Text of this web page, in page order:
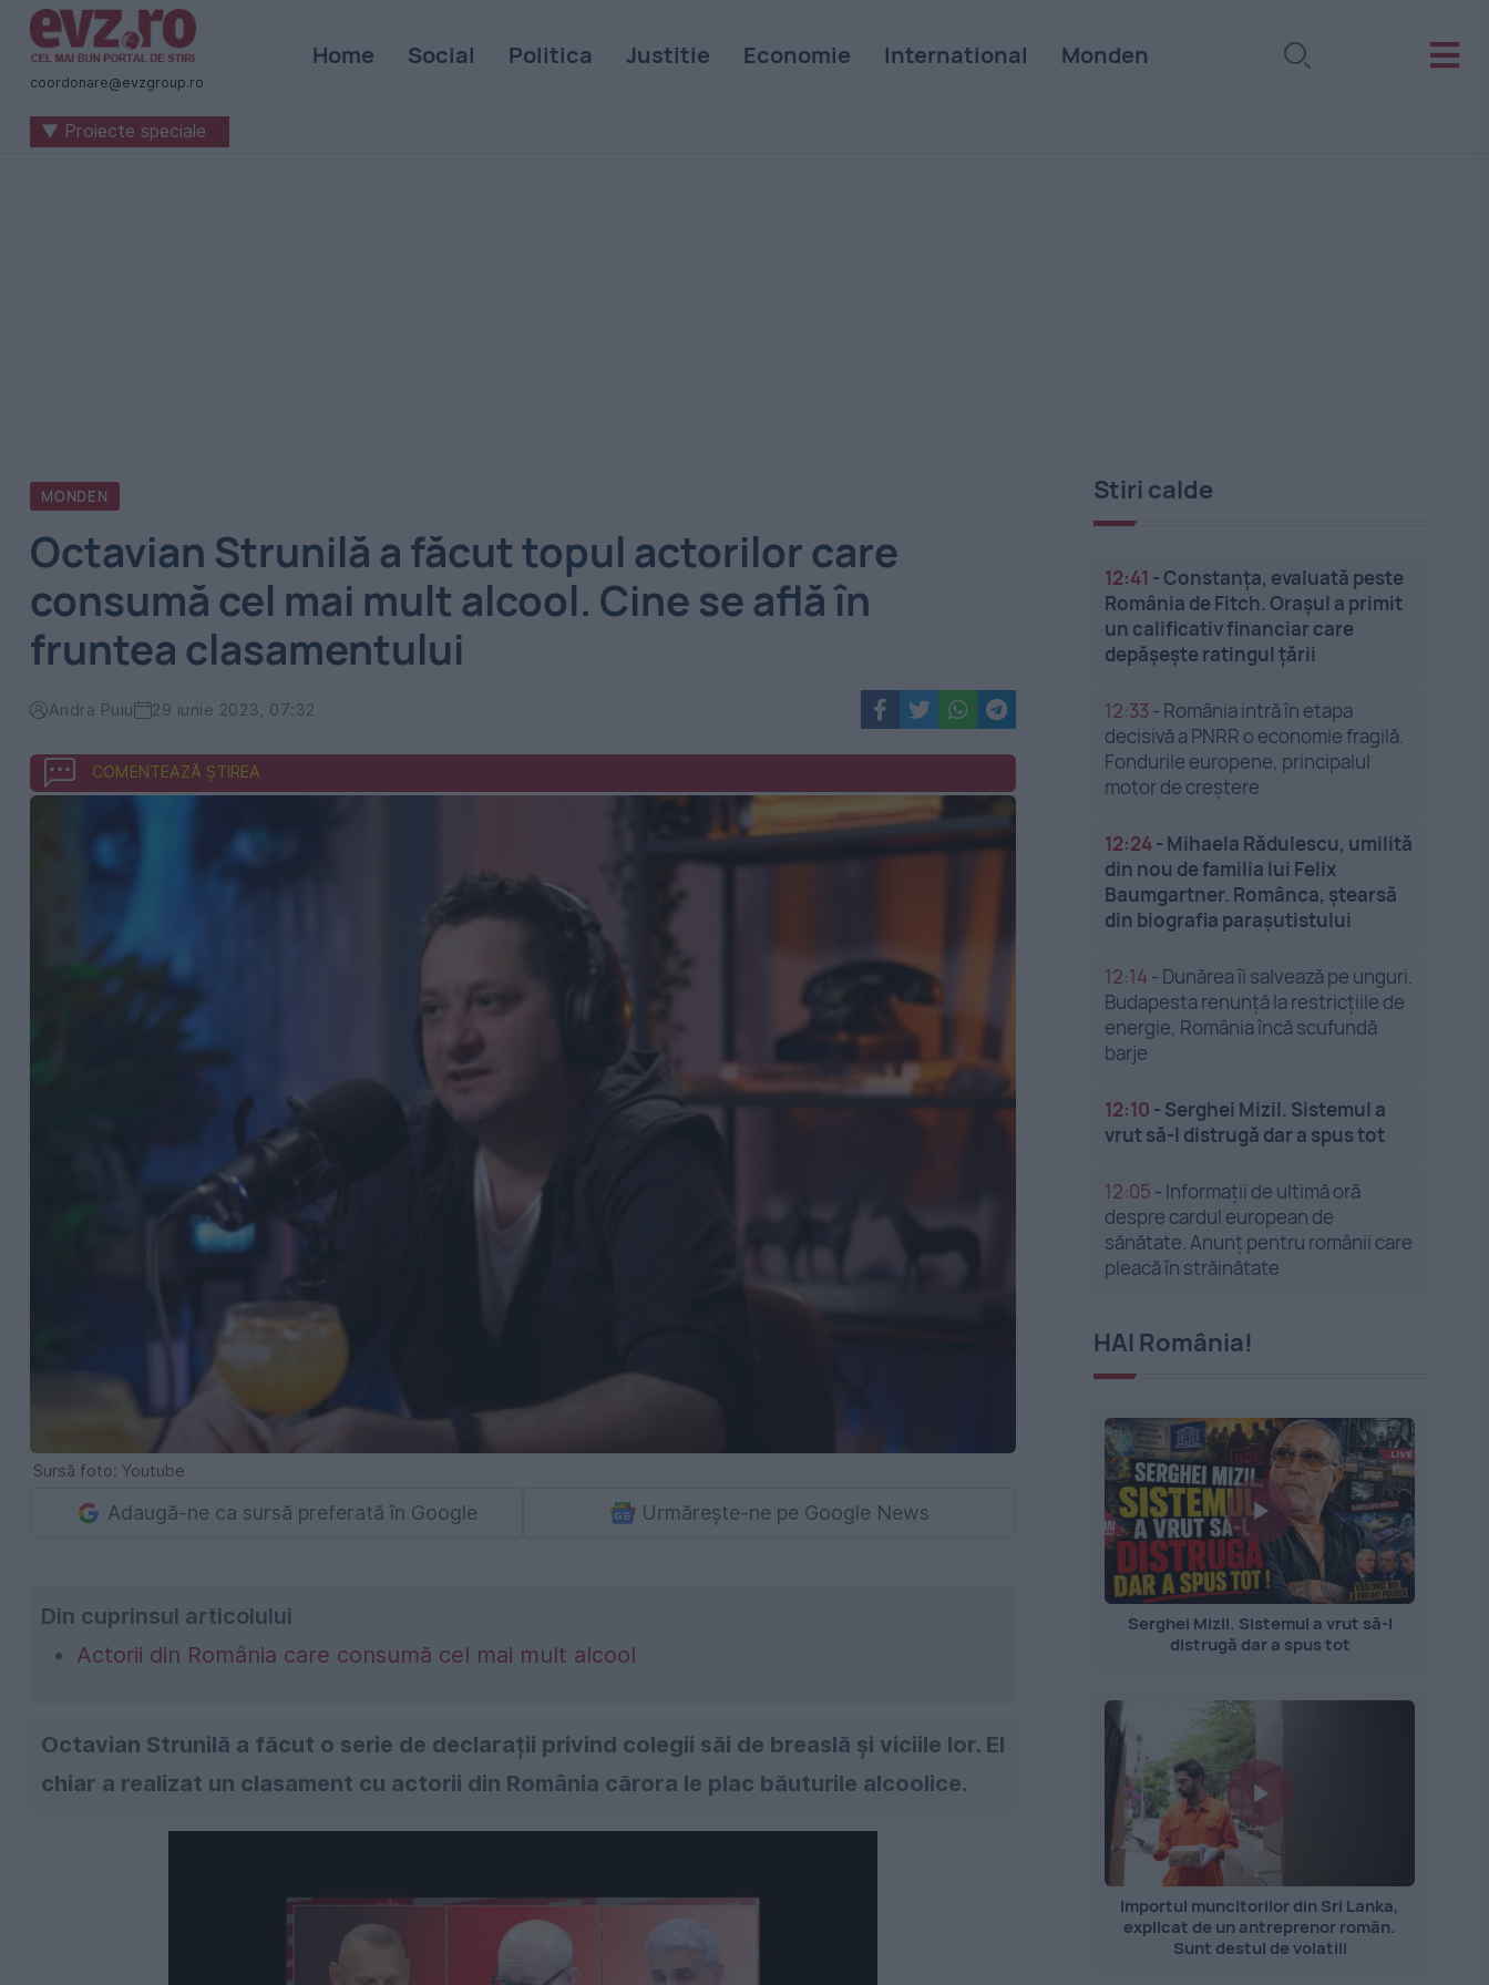
Știri
naționale
internaționale
coordonare@evzgroup.ro
Home Social Politica Justitie Economie International Monden
▼ Proiecte speciale
MONDEN
Octavian Strunilă a făcut topul actorilor care
consumă cel mai mult alcool. Cine se află în
fruntea clasamentului
Andra Puiu 29 iunie 2023, 07:32
COMENTEAZĂ ȘTIREA
Sursă foto: Youtube
Adaugă-ne ca sursă preferată în Google Urmărește-ne pe Google News
Din cuprinsul articolului
Actorii din România care consumă cel mai mult alcool
Octavian Strunilă a făcut o serie de declarații privind colegii săi de breaslă și viciile lor. El
chiar a realizat un clasament cu actorii din România cărora le plac băuturile alcoolice.
Stiri calde
12:41 -Constanța, evaluată peste
România de Fitch. Orașul a primit
un calificativ financiar care
depășește ratingul țării
12:33 - România intră în etapa
decisivă a PNRR o economie fragilă.
Fondurile europene, principalul
motor de creștere
12:24- Mihaela Rădulescu, umilită
din nou de familia lui Felix
Baumgartner. Românca, ștearsă
din biografia parașutistului
12:14 - Dunărea îi salvează pe unguri.
Budapesta renunță la restricțiile de
energie, România încă scufundă
barje
12:10 - Serghei Mizil. Sistemul a
vrut să-l distrugă dar a spus tot
12:05 - Informații de ultimă oră
despre cardul european de
sănătate. Anunț pentru românii care
pleacă în străinătate
HAI România!
Serghei Mizil. Sistemul a vrut să-l
distrugă dar a spus tot
Importul muncitorilor din Sri Lanka,
explicat de un antreprenor român.
Sunt destul de volatili